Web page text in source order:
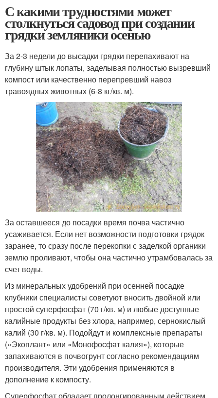
С какими трудностями может
столкнуться садовод при создании
грядки земляники осенью
За 2-3 недели до высадки грядки перепахивают на
глубину штык лопаты, заделывая полностью вызревший
компост или качественно перепревший навоз
травоядных животных (6-8 кг/кв. м).
За оставшееся до посадки время почва частично
усаживается. Если нет возможности подготовки грядок
заранее, то сразу после перекопки с заделкой органики
землю проливают, чтобы она частично утрамбовалась за
счет воды.
Из минеральных удобрений при осенней посадке
клубники специалисты советуют вносить двойной или
простой суперфосфат (70 г/кв. м) и любые доступные
калийные продукты без хлора, например, сернокислый
калий (30 г/кв. м). Подойдут и комплексные препараты
(«Экоплант» или «Монофосфат калия»), которые
запахиваются в почвогрунт согласно рекомендациям
производителя. Эти удобрения применяются в
дополнение к компосту.
Суперфосфат обладает пролонгированным действием.